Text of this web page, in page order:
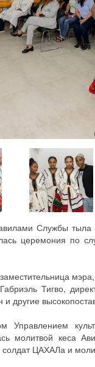
Службы
церемония по
Тигво,
другие
Управлением
молитвой кеса
ЦАХАЛа и